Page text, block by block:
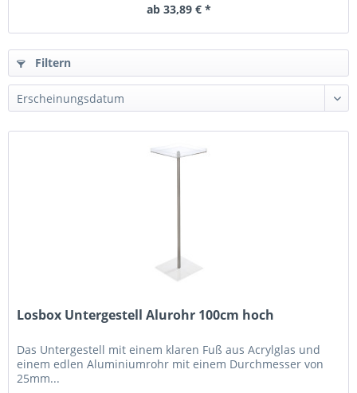
ab 33,89 € *
Filtern
Losbox Untergestell Alurohr 100cm hoch
Das Untergestell mit einem klaren Fuß aus Acrylglas und
einem edlen Aluminiumrohr mit einem Durchmesser von
25mm...